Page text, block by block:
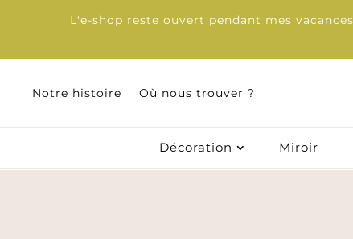
L'e-shop reste ouvert pendant mes
Notre histoire Où nous trouver ?
Décoration Miroir
Notre histoire Où nous trouver ?
Décoration Miroir